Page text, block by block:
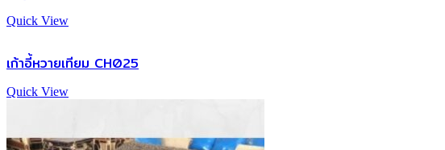
Quick View
เก้าอี้หวายเทียม CH025
Quick View